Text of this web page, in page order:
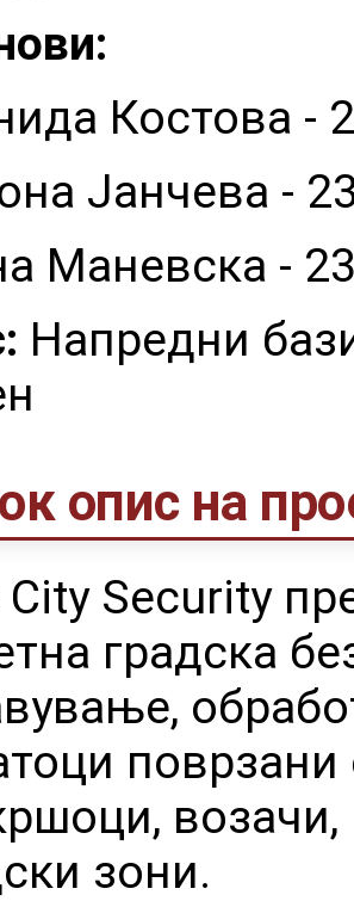
Костова -
Јанчева -
Маневска -
Напредни
опис на
Security
градска
поврзани
зони.